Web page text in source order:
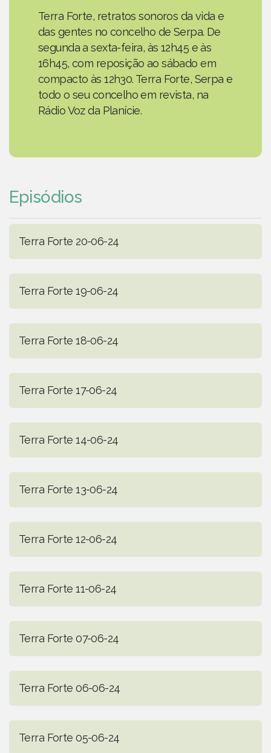
Terra Forte, retratos sonoros da vida e
das gentes no concelho de Serpa. De
segunda a sexta-feira, às 12h45 e às
16h45, com reposição ao sábado em
compacto às 12h30. Terra Forte, Serpa e
todo o seu concelho em revista, na
Rádio Voz da Planície.
Episódios
Terra Forte 20-06-24
Terra Forte 19-06-24
Terra Forte 18-06-24
Terra Forte 17-06-24
Terra Forte 14-06-24
Terra Forte 13-06-24
Terra Forte 12-06-24
Terra Forte 11-06-24
Terra Forte 07-06-24
Terra Forte 06-06-24
Terra Forte 05-06-24